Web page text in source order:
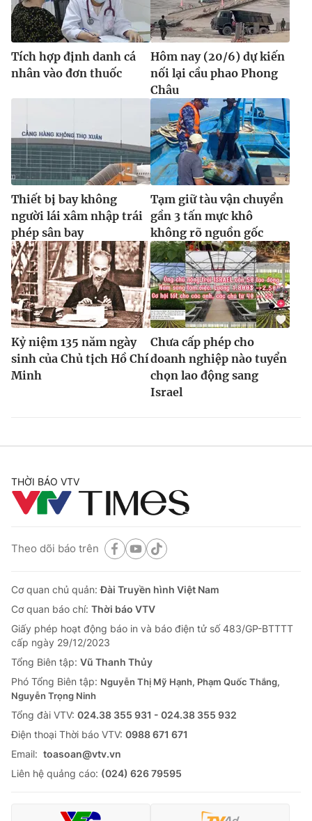
® Cấm sao chép dưới mọi hình thức nếu không có sự chấp
thuận bằng văn bản. Ghi rõ nguồn VTV.vn khi phát hành lại
thông tin từ website này.
Tích hợp định danh cá
nhân vào đơn thuốc
Hôm nay (20/6) dự kiến
nối lại cầu phao Phong
Châu
Thiết bị bay không
người lái xâm nhập trái
phép sân bay
Tạm giữ tàu vận chuyển
gần 3 tấn mực khô
không rõ nguồn gốc
Kỷ niệm 135 năm ngày
sinh của Chủ tịch Hồ Chí
Minh
Chưa cấp phép cho
doanh nghiệp nào tuyển
chọn lao động sang
Israel
THỜI BÁO VTV
Theo dõi báo trên
Cơ quan chủ quản:Đài Truyền hình Việt Nam
Cơ quan báo chí: Thời báo VTV
Giấy phép hoạt động báo in và báo điện tử số 483/GP-BTTTT
cấp ngày 29/12/2023
Tổng Biên tập: Vũ Thanh Thủy
Phó Tổng Biên tập: Nguyễn Thị Mỹ Hạnh, Phạm Quốc Thắng,
Nguyễn Trọng Ninh
Tổng đài VTV: 024.38 355 931 - 024.38 355 932
Ðiện thoại Thời báo VTV: 0988 671 671
Email: toasoan@vtv.vn
Liên hệ quảng cáo: (024) 626 79595